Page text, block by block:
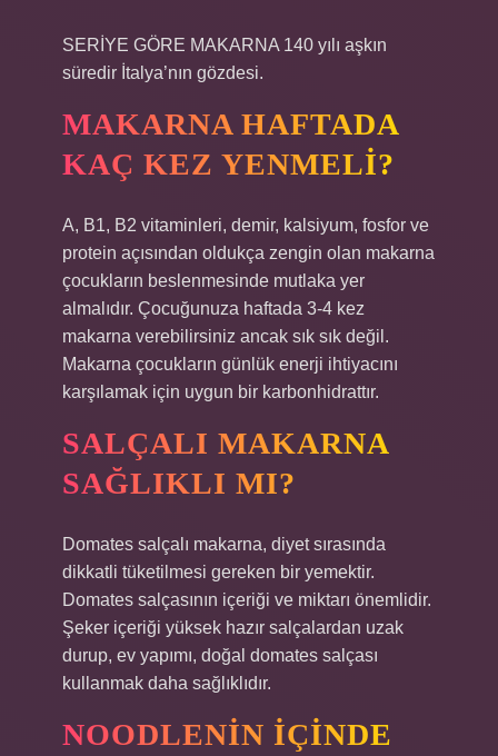
SERİYE GÖRE MAKARNA 140 yılı aşkın
süredir İtalya’nın gözdesi.
MAKARNA HAFTADA
KAÇ KEZ YENMELI?
A, B1, B2 vitaminleri, demir, kalsiyum, fosfor ve
protein açısından oldukça zengin olan makarna
çocukların beslenmesinde mutlaka yer
almalıdır. Çocuğunuza haftada 3-4 kez
makarna verebilirsiniz ancak sık sık değil.
Makarna çocukların günlük enerji ihtiyacını
karşılamak için uygun bir karbonhidrattır.
SALÇALI MAKARNA
SAĞLIKLI MI?
Domates salçalı makarna, diyet sırasında
dikkatli tüketilmesi gereken bir yemektir.
Domates salçasının içeriği ve miktarı önemlidir.
Şeker içeriği yüksek hazır salçalardan uzak
durup, ev yapımı, doğal domates salçası
kullanmak daha sağlıklıdır.
NOODLENIN IÇINDE